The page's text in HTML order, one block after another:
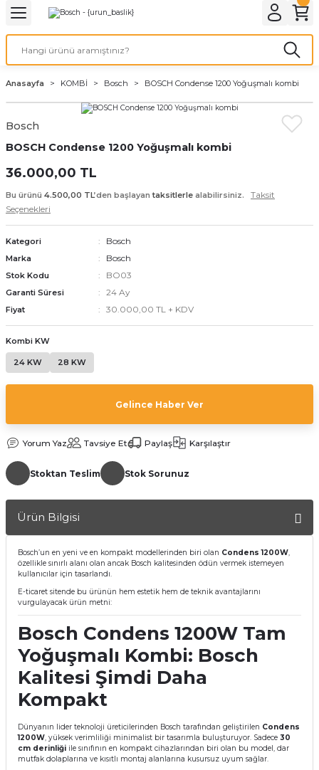
Geri Dön
Geri Dön
Seti
Geri Dön
KOMBİ
Geri Dön
Geri Dön
9.000 BTU
Geri Dön
Geri Dön
SOBASI
Klasik Seri
Geri Dön
Geri Dön
Geri Dön
Bağlantısı
Anasayfa KOMBİ Bosch BOSCH Condense 1200 Yoğuşmalı kombi
Bosch
BOSCH Condense 1200 Yoğuşmalı kombi
36.000,00 TL
Bu ürünü 4.500,00 TL’den başlayantaksitlerle alabilirsiniz.
Taksit
Seçenekleri
Kategori Bosch
Marka Bosch
Stok Kodu BO03
Garanti Süresi 24 Ay
Fiyat 30.000,00 TL + KDV
Kombi KW
24 KW 28 KW
Gelince Haber Ver
Yorum Yaz Tavsiye Et Paylaş Karşılaştır
Stoktan Teslim Stok Sorunuz
Ürün Bilgisi
Bosch’un en yeni ve en kompakt modellerinden biri olan Condens 1200W,
özellikle sınırlı alanı olan ancak Bosch kalitesinden ödün vermek istemeyen
kullanıcılar için tasarlandı.
E-ticaret sitende bu ürünün hem estetik hem de teknik avantajlarını
vurgulayacak ürün metni:
Bosch Condens 1200W Tam
Yoğuşmalı Kombi: Bosch
Kalitesi Şimdi Daha
Kompakt
Dünyanın lider teknoloji üreticilerinden Bosch tarafından geliştirilen Condens
1200W, yüksek verimliliği minimalist bir tasarımla buluşturuyor. Sadece 30
cm derinliği ile sınıfının en kompakt cihazlarından biri olan bu model, dar
mutfak dolaplarına ve kısıtlı montaj alanlarına kusursuz uyum sağlar.